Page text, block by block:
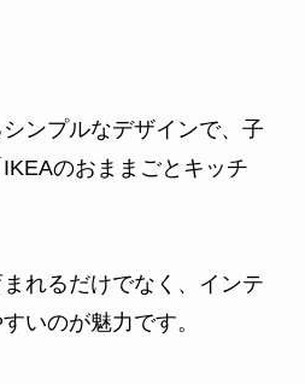
ンプルなデザインで、子
のおままごとキッチ
れるだけでなく、インテ
いのが魅力です。